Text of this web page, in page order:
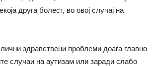
друга болест, во овој случај на
здравствени проблеми доаѓа главно
случаи на аутизам или заради слабо